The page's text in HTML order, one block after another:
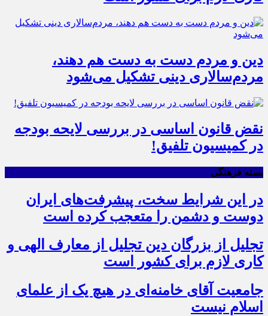
دین و مردم دست به‌ دست هم دهند،
مردم‌سالاری دینی تشکیل می‌شود
نقض قانون اساسی در بررسی لایحه بودجه
در کمیسیون تلفیق!
بسته فرهنگی
در این شرایط سخت، پیشرفت‌های ایران
دوست و دشمن را متعجب کرده است
تجلیل از بزرگان دین تجلیل از معارف الهی و
کاری لازم برای کشور است
جامعیت آقای خامنه‌ای در هیچ یک از علمای
اسلام نیست